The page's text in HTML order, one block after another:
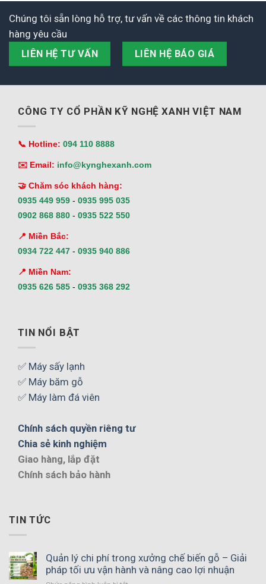
Chúng tôi sẵn lòng hỗ trợ, tư vấn về các thông tin khách
hàng yêu cầu
LIÊN HỆ TƯ VẤN LIÊN HỆ BÁO GIÁ
CÔNG TY CỔ PHẦN KỸ NGHỆ XANH VIỆT NAM
📞 Hotline: 094 110 8888
✉️ Email: info@kynghexanh.com
🤝 Chăm sóc khách hàng:
0935 449 959 - 0935 995 035
0902 868 880 - 0935 522 550
📍 Miền Bắc:
0934 722 447 - 0935 940 886
📍 Miền Nam:
0935 626 585 - 0935 368 292
TIN NỔI BẬT
✅ Máy sấy lạnh
✅ Máy băm gỗ
✅ Máy làm đá viên
Chính sách quyền riêng tư
Chia sẻ kinh nghiệm
Giao hàng, lắp đặt
Chính sách bảo hành
TIN TỨC
Quản lý chi phí trong xưởng chế biến gỗ – Giải
pháp tối ưu vận hành và nâng cao lợi nhuận